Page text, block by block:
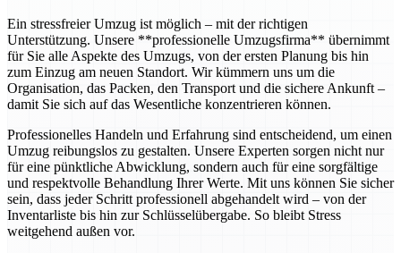
Ein stressfreier Umzug ist möglich – mit der richtigen
Unterstützung. Unsere **professionelle Umzugsfirma** übernimmt
für Sie alle Aspekte des Umzugs, von der ersten Planung bis hin
zum Einzug am neuen Standort. Wir kümmern uns um die
Organisation, das Packen, den Transport und die sichere Ankunft –
damit Sie sich auf das Wesentliche konzentrieren können.
Professionelles Handeln und Erfahrung sind entscheidend, um einen
Umzug reibungslos zu gestalten. Unsere Experten sorgen nicht nur
für eine pünktliche Abwicklung, sondern auch für eine sorgfältige
und respektvolle Behandlung Ihrer Werte. Mit uns können Sie sicher
sein, dass jeder Schritt professionell abgehandelt wird – von der
Inventarliste bis hin zur Schlüsselübergabe. So bleibt Stress
weitgehend außen vor.